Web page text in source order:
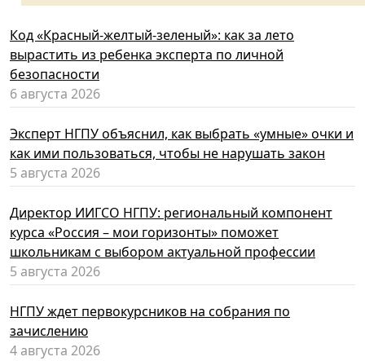
Код «Красный-желтый-зеленый»: как за лето
вырастить из ребенка эксперта по личной
безопасности
6 августа 2026
Эксперт НГПУ объяснил, как выбрать «умные» очки и
как ими пользоваться, чтобы не нарушать закон
5 августа 2026
Директор ИИГСО НГПУ: региональный компонент
курса «Россия – мои горизонты» поможет
школьникам с выбором актуальной профессии
5 августа 2026
НГПУ ждет первокурсников на собрания по
зачислению
4 августа 2026